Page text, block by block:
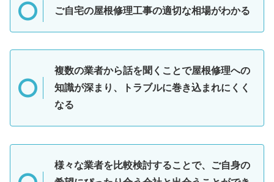
ご自宅の屋根修理工事の適切な相場がわかる
複数の業者から話を聞くことで屋根修理への
知識が深まり、トラブルに巻き込まれにくく
なる
様々な業者を比較検討することで、ご自身の